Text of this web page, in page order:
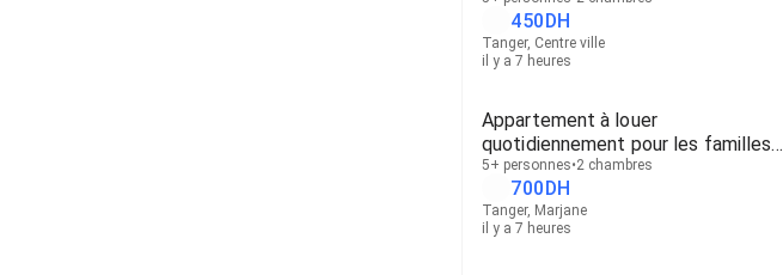
450DH
Tanger, Centre ville
il y a 7 heures
Appartement à louer
quotidiennement pour les familles
sans intermédiaire
5+ personnes 2 chambres
700DH
Tanger, Marjane
il y a 7 heures